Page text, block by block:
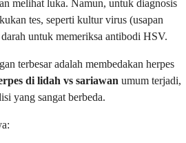
melihat luka. Namun, untuk diagnosis
tes, seperti kultur virus (usapan
untuk memeriksa antibodi HSV.
terbesar adalah membedakan herpes
di lidah vs sariawan umum terjadi,
yang sangat berbeda.